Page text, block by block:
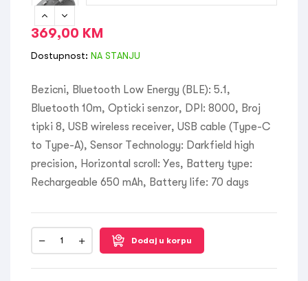
369,00 KM
Dostupnost: NA STANJU
Bezicni, Bluetooth Low Energy (BLE): 5.1,
Bluetooth 10m, Opticki senzor, DPI: 8000, Broj
tipki 8, USB wireless receiver, USB cable (Type-C
to Type-A), Sensor Technology: Darkfield high
precision, Horizontal scroll: Yes, Battery type:
Rechargeable 650 mAh, Battery life: 70 days
Dodaj u korpu